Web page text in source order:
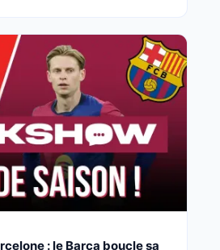
: le Barça boucle sa